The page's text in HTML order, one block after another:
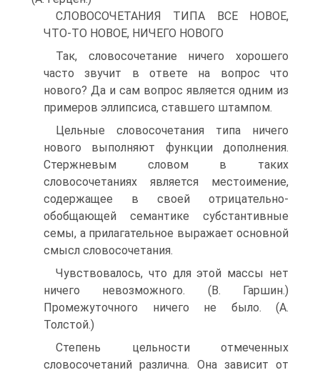
СЛОВОСОЧЕТАНИЯ ТИПА ВСЕ НОВОЕ,
ЧТО-ТО НОВОЕ, НИЧЕГО НОВОГО
Так, словосочетание ничего хорошего
часто звучит в ответе на вопрос что
нового? Да и сам вопрос является одним из
примеров эллипсиса, ставшего штампом.
Цельные словосочетания типа ничего
нового выполняют функции дополнения.
Стержневым словом в таких
словосочетаниях является местоимение,
содержащее в своей отрицательно-
обобщающей семантике субстантивные
семы, а прилагательное выражает основной
смысл словосочетания.
Чувствовалось, что для этой массы нет
ничего невозможного. (В. Гаршин.)
Промежуточного ничего не было. (А.
Толстой.)
Степень цельности отмеченных
словосочетаний различна. Она зависит от